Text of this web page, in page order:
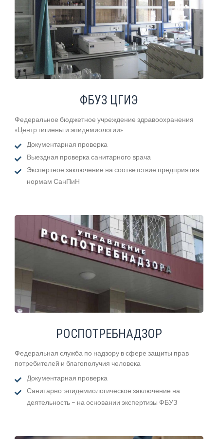
ФБУЗ ЦГИЭ
Федеральное бюджетное учреждение здравоохранения
«Центр гигиены и эпидемиологии»
Документарная проверка
Выездная проверка санитарного врача
Экспертное заключение на соответствие предприятия
нормам СанПиН
РОСПОТРЕБНАДЗОР
Федеральная служба по надзору в сфере защиты прав
потребителей и благополучия человека
Документарная проверка
Санитарно-эпидемиологическое заключение на
деятельность – на основании экспертизы ФБУЗ